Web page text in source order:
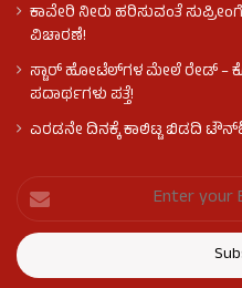
ಕಾವೇರಿ ನೀರು ಹರಿಸುವಂತೆ
ವಿಚಾರಣೆ!
ಸ್ಟಾರ್ ಹೋಟೆಲ್​​​ಗಳ ಮೇಲೆ ರೇಡ್ –
ಪದಾರ್ಥಗಳು ಪತ್ತೆ!
ಎರಡನೇ ದಿನಕ್ಕೆ ಕಾಲಿಟ್ಟ ಬಿಡದಿ